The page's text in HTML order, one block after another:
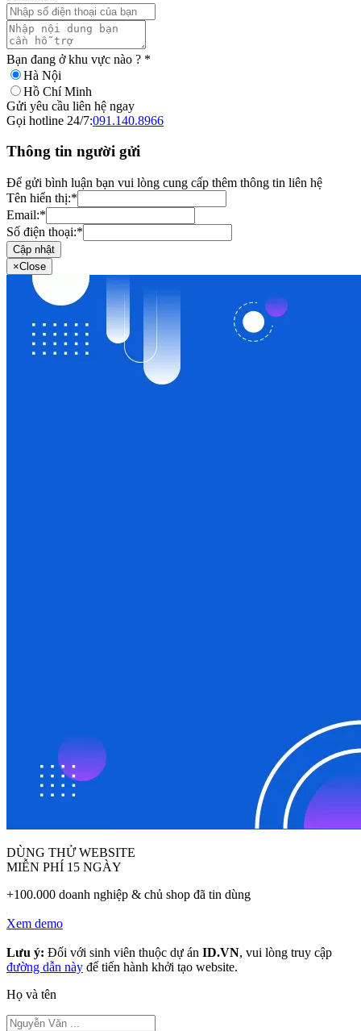
Bạn đang ở khu vực nào ? *
Hà Nội
Hồ Chí Minh
Gửi yêu cầu liên hệ ngay
Gọi hotline 24/7:091.140.8966
Thông tin người gửi
Để gửi bình luận bạn vui lòng cung cấp thêm thông tin liên hệ
Tên hiển thị:*
Email:*
Số điện thoại:*
Cập nhật
×Close
DÙNG THỬ WEBSITE
MIỄN PHÍ 15 NGÀY
+100.000 doanh nghiệp & chủ shop đã tin dùng
Xem demo
Lưu ý: Đối với sinh viên thuộc dự án ID.VN, vui lòng truy cập
đường dẫn này để tiến hành khởi tạo website.
Họ và tên